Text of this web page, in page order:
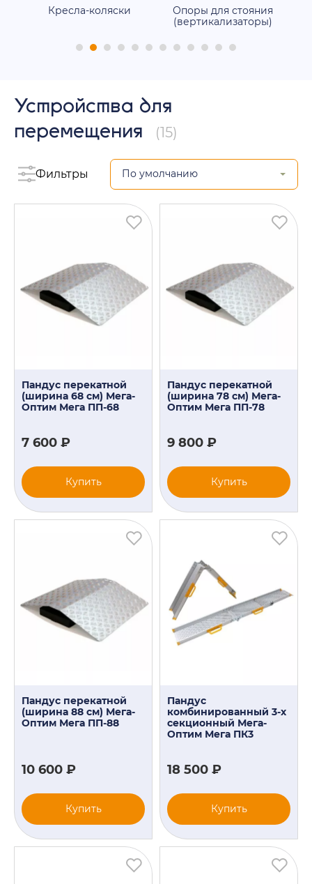
Кресла-коляски
Опоры для стояния
(вертикализаторы)
Устройства для
перемещения
(15)
Фильтры
Пандус перекатной
(ширина 68 см) Мега-
Оптим Мега ПП-68
7 600 ₽
Купить
Пандус перекатной
(ширина 78 см) Мега-
Оптим Мега ПП-78
9 800 ₽
Купить
Пандус перекатной
(ширина 88 см) Мега-
Оптим Мега ПП-88
10 600 ₽
Купить
Пандус
комбинированный 3-х
секционный Мега-
Оптим Мега ПК3
18 500 ₽
Купить